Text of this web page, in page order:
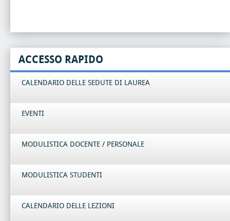
ACCESSO RAPIDO
CALENDARIO DELLE SEDUTE DI LAUREA
EVENTI
MODULISTICA DOCENTE / PERSONALE
MODULISTICA STUDENTI
CALENDARIO DELLE LEZIONI